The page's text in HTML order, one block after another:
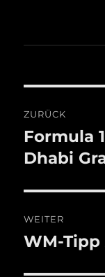
ZURÜCK
Vorheriger
Beitrag:
Formula
Dhabi
WEITER
Nächster
WM-